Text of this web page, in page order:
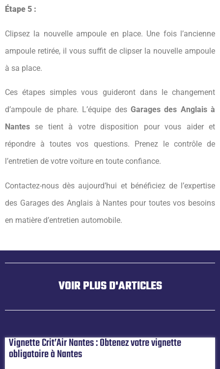
Étape 5 :
Clipsez la nouvelle ampoule en place. Une fois l’ancienne
ampoule retirée, il vous suffit de clipser la nouvelle ampoule
à sa place.
Ces étapes simples vous guideront dans le changement
d’ampoule de phare. L’équipe des Garages des Anglais à
Nantes se tient à votre disposition pour vous aider et
répondre à toutes vos questions. Prenez le contrôle de
l’entretien de votre voiture en toute confiance.
Contactez-nous dès aujourd’hui et bénéficiez de l’expertise
des Garages des Anglais à Nantes pour toutes vos besoins
en matière d’entretien automobile.
VOIR PLUS D'ARTICLES
Vignette Crit’Air Nantes : Obtenez votre vignette
obligatoire à Nantes